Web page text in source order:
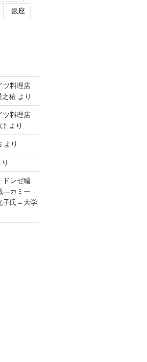
銀座
ツ料理店
之祐より
ツ料理店
より
より
り
ドンゼ編
―カミー
子氏＝大学